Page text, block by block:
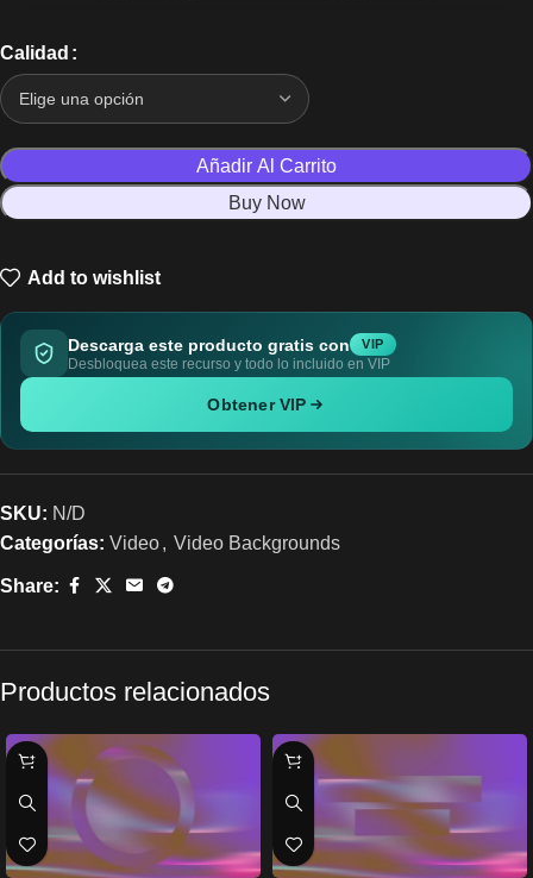
Calidad
Añadir Al Carrito
Buy Now
Add to wishlist
Descarga este producto gratis con VIP
Desbloquea este recurso y todo lo incluido en VIP
Obtener VIP
SKU: N/D
Categorías: Video, Video Backgrounds
Share:
Productos relacionados